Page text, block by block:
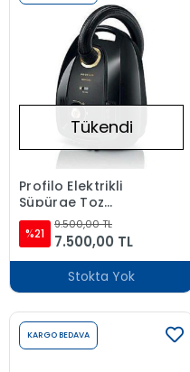
Tükendi
Profilo Elektrikli
Süpürge Toz
Torbalı
%21
9.500,00 TL
7.500,00 TL
Stokta Yok
KARGO BEDAVA